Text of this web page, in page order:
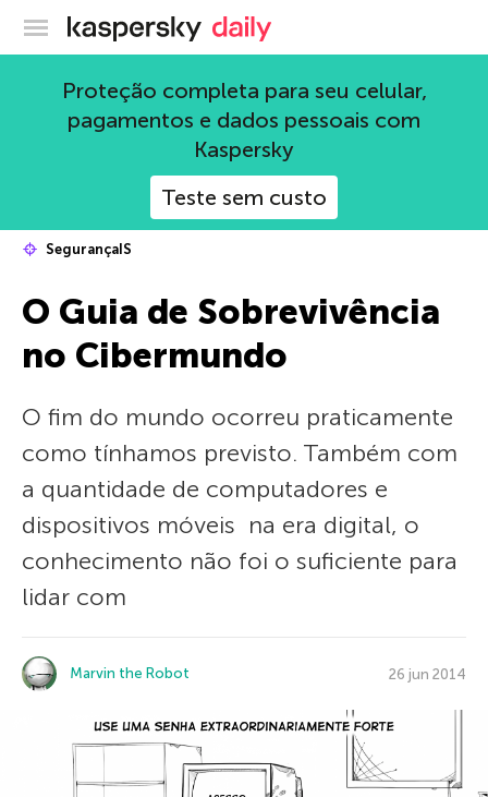
Blog oficial da Kaspersky
Proteção completa para seu celular,
pagamentos e dados pessoais com
Kaspersky
Teste sem custo
SegurançaIS
O Guia de Sobrevivência
no Сibermundo
O fim do mundo ocorreu praticamente
como tínhamos previsto. Também com
a quantidade de computadores e
dispositivos móveis na era digital, o
conhecimento não foi o suficiente para
lidar com
Marvin the Robot 26 jun 2014